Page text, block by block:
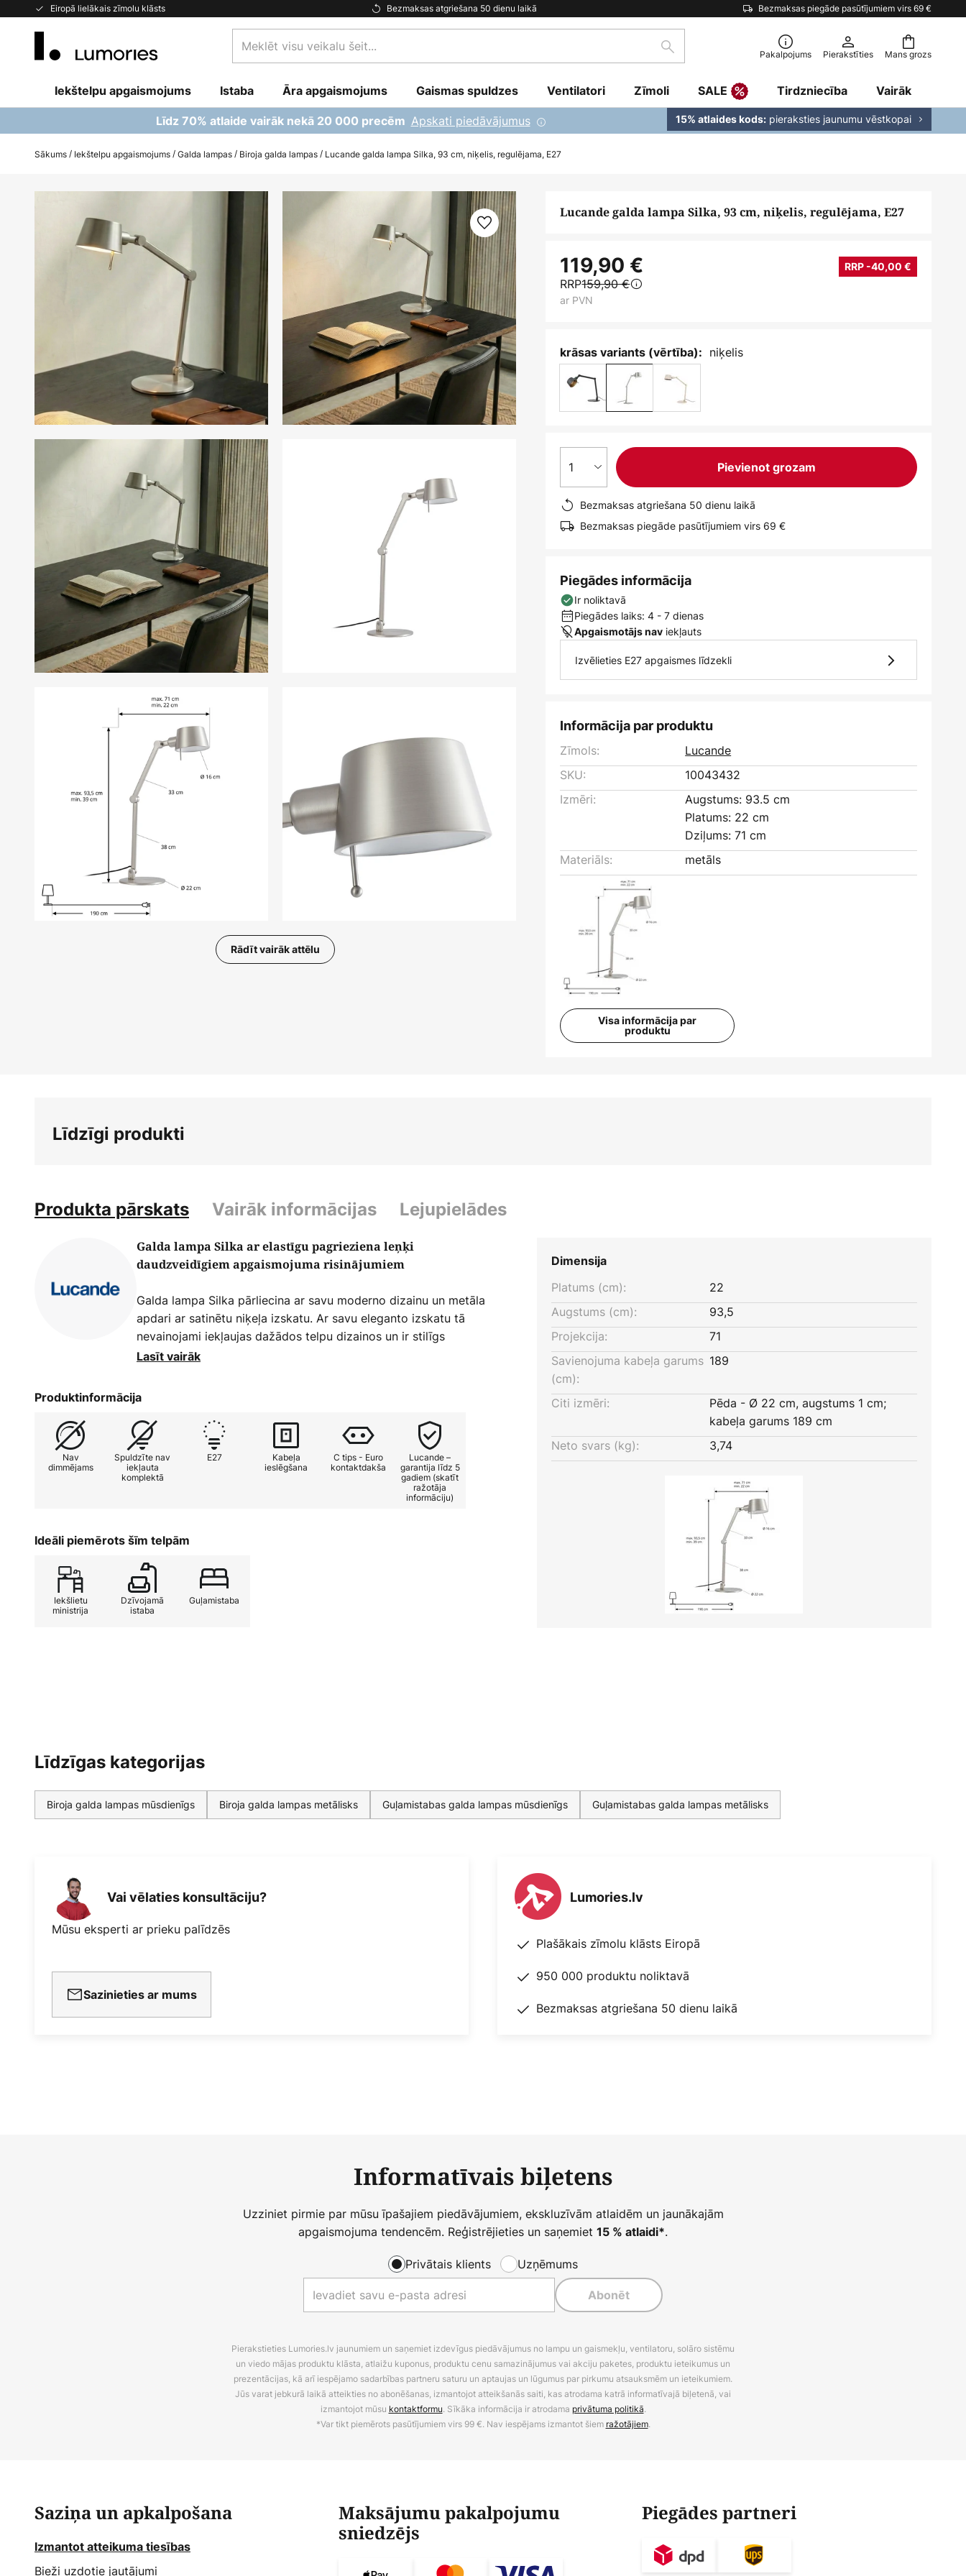
Eiropā lielākais zīmolu klāsts Bezmaksas atgriešana 50 dienu laikā Bezmaksas piegāde pasūtījumiem virs 69 €
Skip
Mans grozs
visu
šeit...
Meklēšana Pakalpojums Pierakstīties
Iekštelpu apgaismojums Istaba Āra apgaismojums Gaismas spuldzes Ventilatori Zīmoli SALE Tirdzniecība Vairāk
Līdz 70% atlaide vairāk nekā 20 000 precēm Apskati piedāvājumus 15% atlaides kods: pieraksties jaunumu vēstkopai
Sākums Iekštelpu apgaismojums Galda lampas Biroja galda lampas Lucande galda lampa Silka, 93 cm, niķelis, regulējama, E27
galerijas
Rādīt vairāk attēlu
Lucande galda lampa Silka, 93 cm, niķelis, regulējama, E27
119,90 € RRP -40,00 €
RRP159,90 €
ar PVN
krāsas variants (vērtība): niķelis
1 Pievienot grozam
Bezmaksas atgriešana 50 dienu laikā
Bezmaksas piegāde pasūtījumiem virs 69 €
Piegādes informācija
Ir noliktavā
Piegādes laiks: 4 - 7 dienas
Apgaismotājs nav iekļauts
Izvēlieties E27 apgaismes līdzekli
Informācija par produktu
Zīmols:
Lucande
SKU:
10043432
Izmēri:
Augstums: 93.5 cm
Platums: 22 cm
Dziļums: 71 cm
Materiāls:
metāls
Visa informācija par
produktu
Līdzīgi produkti
Produkta pārskats Vairāk informācijas Lejupielādes
Galda lampa Silka ar elastīgu pagrieziena leņķi
daudzveidīgiem apgaismojuma risinājumiem
Galda lampa Silka pārliecina ar savu moderno dizainu un metāla
apdari ar satinētu niķeļa izskatu. Ar savu eleganto izskatu tā
nevainojami iekļaujas dažādos telpu dizainos un ir stilīgs
papildinājums darba istabai, viesistabai vai guļamistabai.
koncentrētam darbam, gan patīkamai telpas apgaismošanai.
Funkcionalitātes un estētikas kombinācija padara galda lampu
Silka par daudzpusīgu apgaismojuma risinājumu dažādām
vajadzībām.
Lasīt vairāk
Produktinformācija
Nav
dimmējams
Spuldzīte nav
iekļauta
komplektā
E27
Kabeļa
ieslēgšana
C tips - Euro
kontaktdakša
Lucande –
garantija līdz 5
gadiem (skatīt
ražotāja
informāciju)
Ideāli piemērots šīm telpām
Iekšlietu
ministrija
Dzīvojamā
istaba
Guļamistaba
Dimensija
Platums (cm):
22
Augstums (cm):
93,5
Projekcija:
71
Savienojuma kabeļa garums
(cm):
189
Citi izmēri:
Pēda - Ø 22 cm, augstums 1 cm;
kabeļa garums 189 cm
Neto svars (kg):
3,74
Līdzīgas kategorijas
Biroja galda lampas mūsdienīgs Biroja galda lampas metālisks Guļamistabas galda lampas mūsdienīgs Guļamistabas galda lampas metālisks
Vai vēlaties konsultāciju?
Mūsu eksperti ar prieku palīdzēs
Sazinieties ar mums
Lumories.lv
Plašākais zīmolu klāsts Eiropā
950 000 produktu noliktavā
Bezmaksas atgriešana 50 dienu laikā
Informatīvais biļetens
Uzziniet pirmie par mūsu īpašajiem piedāvājumiem, ekskluzīvām atlaidēm un jaunākajām
apgaismojuma tendencēm. Reģistrējieties un saņemiet 15 % atlaidi*.
Privātais klients Uzņēmums
Abonēt
Pierakstieties Lumories.lv jaunumiem un saņemiet izdevīgus piedāvājumus no lampu un gaismekļu, ventilatoru, solāro sistēmu
un viedo mājas produktu klāsta, atlaižu kuponus, produktu cenu samazinājumus vai akciju paketes, produktu ieteikumus un
prezentācijas, kā arī iespējamo sadarbības partneru saturu un aptaujas un lūgumus par pirkumu atsauksmēm un ieteikumiem.
Jūs varat jebkurā laikā atteikties no abonēšanas, izmantojot atteikšanās saiti, kas atrodama katrā informatīvajā biļetenā, vai
izmantojot mūsu kontaktformu. Sīkāka informācija ir atrodama privātuma politikā.
*Var tikt piemērots pasūtījumiem virs 99 €. Nav iespējams izmantot šiem ražotājiem.
Saziņa un apkalpošana
Izmantot atteikuma tiesības
Bieži uzdotie jautājumi
Maksājumu pakalpojumu
sniedzējs
Piegādes partneri